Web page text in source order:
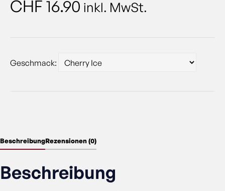
CHF 16.90 inkl. MwSt.
Geschmack:
BeschreibungRezensionen (0)
Beschreibung